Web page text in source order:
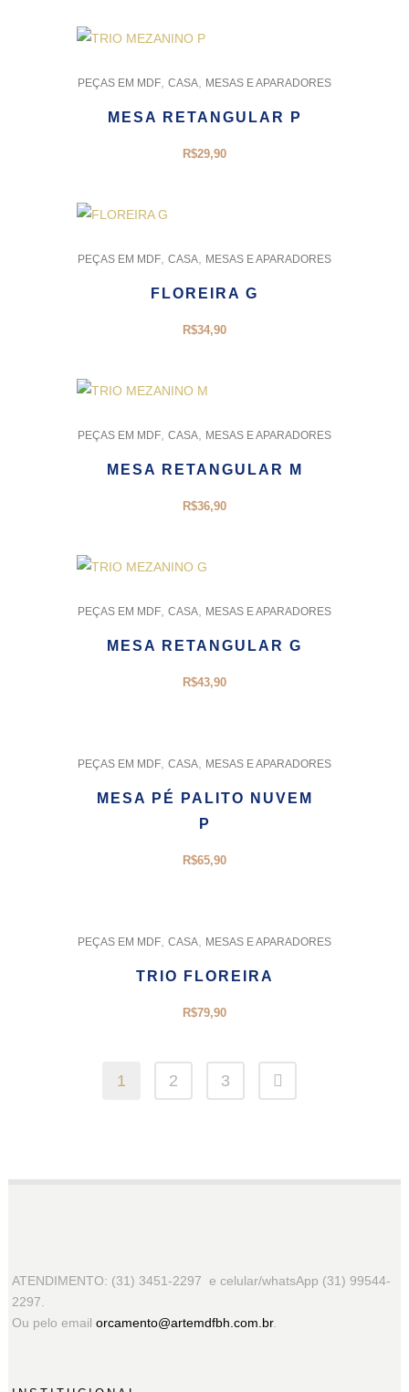
PEÇAS EM MDF CASA MESAS E APARADORES
MESA RETANGULAR P
R$29,90
PEÇAS EM MDF CASA MESAS E APARADORES
FLOREIRA G
R$34,90
PEÇAS EM MDF CASA MESAS E APARADORES
MESA RETANGULAR M
R$36,90
PEÇAS EM MDF CASA MESAS E APARADORES
MESA RETANGULAR G
R$43,90
PEÇAS EM MDF CASA MESAS E APARADORES
MESA PÉ PALITO NUVEM
P
R$65,90
PEÇAS EM MDF CASA MESAS E APARADORES
TRIO FLOREIRA
R$79,90
1 2 3
ATENDIMENTO: (31) 3451-2297 e celular/whatsApp (31) 99544-
2297.
Ou pelo emailorcamento@artemdfbh.com.br.